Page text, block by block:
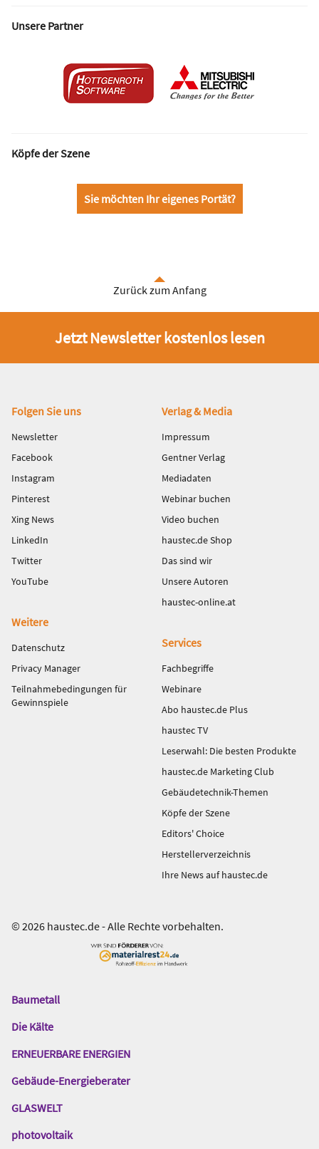
Unsere Partner
Köpfe der Szene
Sie möchten Ihr eigenes Portät?
Zurück zum Anfang
Jetzt Newsletter kostenlos lesen
Fußbereich
Folgen Sie uns
Newsletter
Facebook
Instagram
Pinterest
Xing News
LinkedIn
Twitter
YouTube
Verlag & Media
Impressum
Gentner Verlag
Mediadaten
Webinar buchen
Video buchen
haustec.de Shop
Das sind wir
Unsere Autoren
haustec-online.at
Weitere
Datenschutz
Privacy Manager
Teilnahmebedingungen für
Gewinnspiele
Services
Fachbegriffe
Webinare
Abo haustec.de Plus
haustec TV
Leserwahl: Die besten Produkte
haustec.de Marketing Club
Gebäudetechnik-Themen
Köpfe der Szene
Editors' Choice
Herstellerverzeichnis
Ihre News auf haustec.de
© 2026 haustec.de - Alle Rechte vorbehalten.
Das
Gentner
Baumetall
Die Kälte
ERNEUERBARE ENERGIEN
Gebäude-Energieberater
GLASWELT
photovoltaik